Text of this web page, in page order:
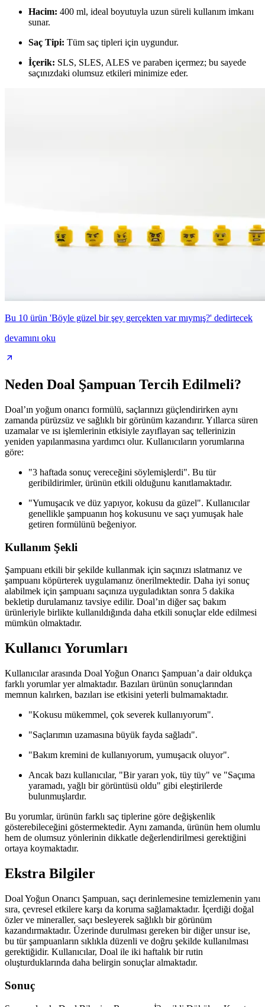
Hacim: 400 ml, ideal boyutuyla uzun süreli kullanım imkanı
sunar.
Saç Tipi: Tüm saç tipleri için uygundur.
İçerik: SLS, SLES, ALES ve paraben içermez; bu sayede
saçınızdaki olumsuz etkileri minimize eder.
Bu 10 ürün 'Böyle güzel bir şey gerçekten var mıymış?' dedirtecek
devamını oku
Neden Doal Şampuan Tercih Edilmeli?
Doal’ın yoğum onarıcı formülü, saçlarınızı güçlendirirken aynı
zamanda pürüzsüz ve sağlıklı bir görünüm kazandırır. Yıllarca süren
uzamalar ve ısı işlemlerinin etkisiyle zayıflayan saç tellerinizin
yeniden yapılanmasına yardımcı olur. Kullanıcıların yorumlarına
göre:
"3 haftada sonuç vereceğini söylemişlerdi". Bu tür
geribildirimler, ürünün etkili olduğunu kanıtlamaktadır.
"Yumuşacık ve düz yapıyor, kokusu da güzel". Kullanıcılar
genellikle şampuanın hoş kokusunu ve saçı yumuşak hale
getiren formülünü beğeniyor.
Kullanım Şekli
Şampuanı etkili bir şekilde kullanmak için saçınızı ıslatmanız ve
şampuanı köpürterek uygulamanız önerilmektedir. Daha iyi sonuç
alabilmek için şampuanı saçınıza uyguladıktan sonra 5 dakika
bekletip durulamanız tavsiye edilir. Doal’ın diğer saç bakım
ürünleriyle birlikte kullanıldığında daha etkili sonuçlar elde edilmesi
mümkün olmaktadır.
Kullanıcı Yorumları
Kullanıcılar arasında Doal Yoğun Onarıcı Şampuan’a dair oldukça
farklı yorumlar yer almaktadır. Bazıları ürünün sonuçlarından
memnun kalırken, bazıları ise etkisini yeterli bulmamaktadır.
"Kokusu mükemmel, çok severek kullanıyorum".
"Saçlarımın uzamasına büyük fayda sağladı".
"Bakım kremini de kullanıyorum, yumuşacık oluyor".
Ancak bazı kullanıcılar, "Bir yararı yok, tüy tüy" ve "Saçıma
yaramadı, yağlı bir görüntüsü oldu" gibi eleştirilerde
bulunmuşlardır.
Bu yorumlar, ürünün farklı saç tiplerine göre değişkenlik
gösterebileceğini göstermektedir. Aynı zamanda, ürünün hem olumlu
hem de olumsuz yönlerinin dikkatle değerlendirilmesi gerektiğini
ortaya koymaktadır.
Ekstra Bilgiler
Doal Yoğun Onarıcı Şampuan, saçı derinlemesine temizlemenin yanı
sıra, çevresel etkilere karşı da koruma sağlamaktadır. İçerdiği doğal
özler ve mineraller, saçı besleyerek sağlıklı bir görünüm
kazandırmaktadır. Üzerinde durulması gereken bir diğer unsur ise,
bu tür şampuanların sıklıkla düzenli ve doğru şekilde kullanılması
gerektiğidir. Kullanıcılar, Doal ile iki haftalık bir rutin
oluşturduklarında daha belirgin sonuçlar almaktadır.
Sonuç